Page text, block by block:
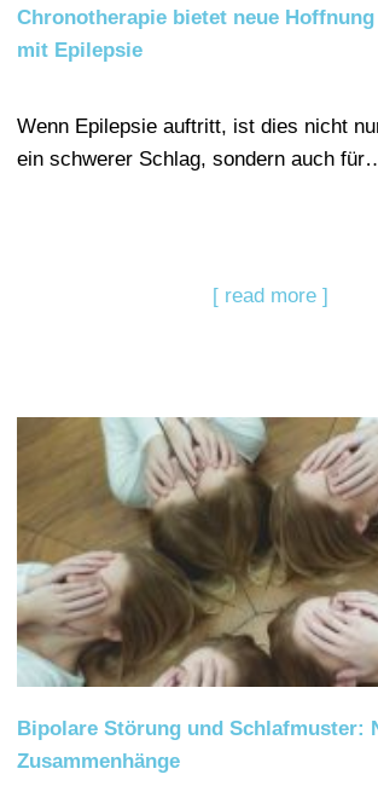
Chronotherapie bietet neue
mit Epilepsie
Wenn Epilepsie auftritt, ist dies nicht
ein schwerer Schlag, sondern auch
[ read more ]
Bipolare Störung und Schlafmuster:
Zusammenhänge